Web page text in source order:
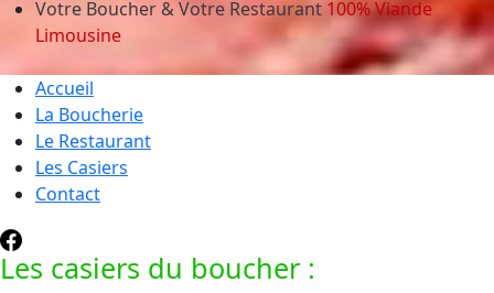
Votre Boucher & Votre Restaurant 100% Viande
Limousine
Accueil
La Boucherie
Le Restaurant
Les Casiers
Contact
Les casiers du boucher :